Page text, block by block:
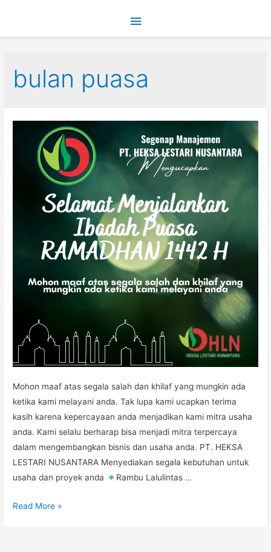
Main
bulan puasa
Mohon maaf atas segala salah dan khilaf yang mungkin ada
ketika kami melayani anda. Tak lupa kami ucapkan terima
kasih karena kepercayaan anda menjadikan kami mitra usaha
anda. Kami selalu berharap bisa menjadi mitra terpercaya
dalam mengembangkan bisnis dan usaha anda. PT. HEKSA
LESTARI NUSANTARA Menyediakan segala kebutuhan untuk
usaha dan proyek anda
Rambu Lalulintas …
RAMADHAN
Read More »